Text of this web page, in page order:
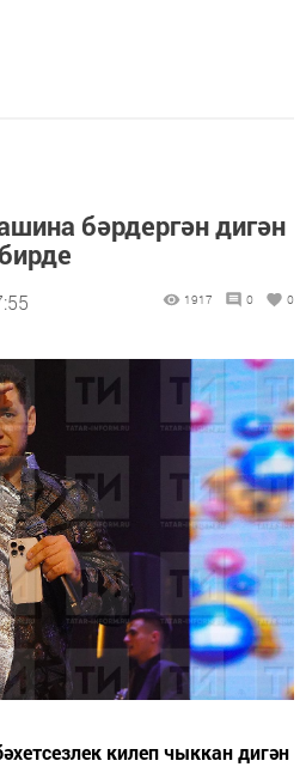
бәрдергән дигән
1917 0 0
килеп чыккан дигән